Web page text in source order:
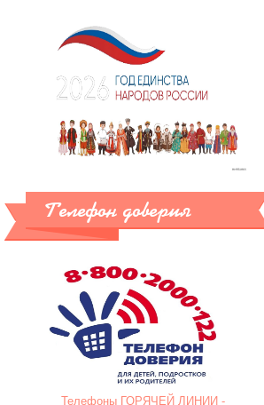
Телефон доверия
Телефоны ГОРЯЧЕЙ ЛИНИИ -